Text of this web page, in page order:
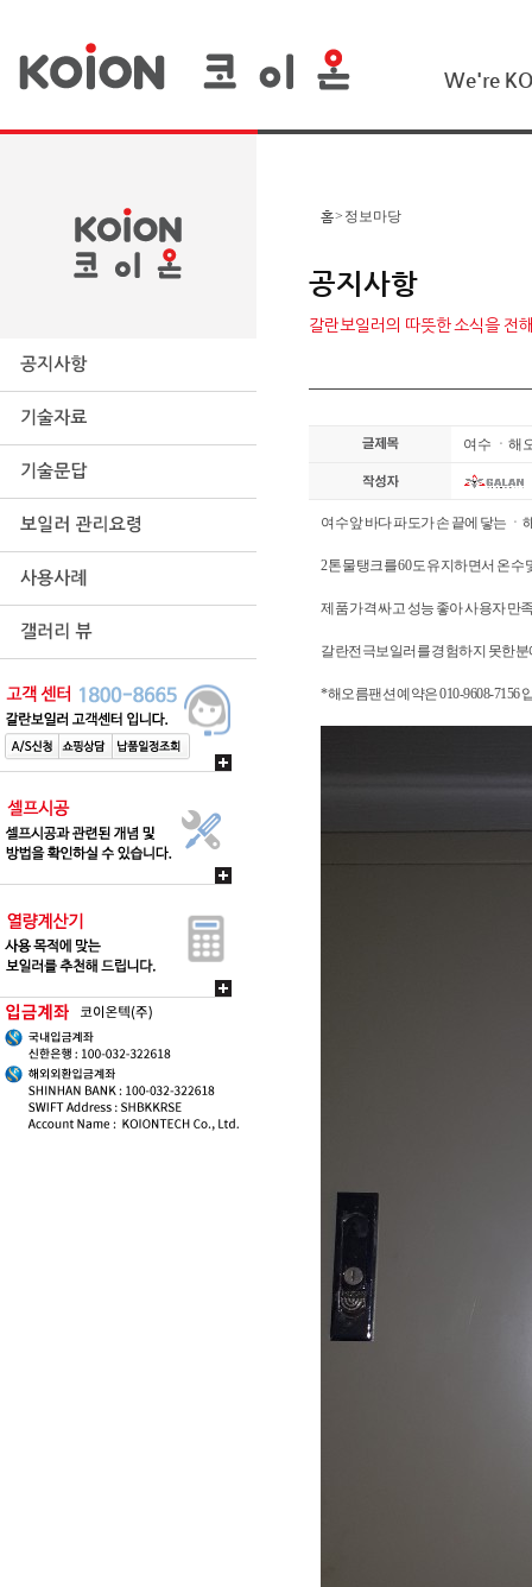
We're
홈> 정보마당
공지사항
갈란보일러의 따뜻한 소식을 전
여수 ㆍ해
여수 앞 바다 파도가 손 끝에 닿는
2톤 물탱크를 60도 유지하면서 온수
제품 가격 싸고 성능 좋아 사용자 만
갈란전극보일러를 경험하지 못한
*해오름팬션 예약은 010-9608-7156